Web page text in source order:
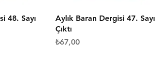
48. Sayı
Hızlı Bakış
Aylık Baran Dergisi 47. Sayı
Çıktı
Fiyat
₺67,00